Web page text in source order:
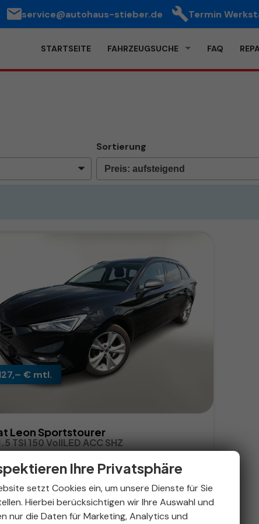
service@autohaus-stieber.de Termin
STARTSEITE FAHRZEUGSUCHE FAQ
Sortierung
€ mtl.
Leon Sportstourer
TSI 150 VollLED ACC SHZ
lieferbar Gebrauchtwagen
323032
Schaltgetriebe
Außenfarbe Mythosschwarz Metallic
kW (131 PS) Kilometerstand 53.700 km
Ihre Privatsphäre
setzt Cookies ein, um unsere Dienste für Sie
Hierbei berücksichtigen wir Ihre Auswahl und
nur die Daten für Marketing, Analytics und